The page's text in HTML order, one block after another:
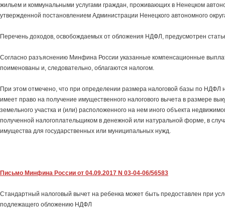
жильем и коммунальными услугами граждан, проживающих в Ненецком
утвержденной постановлением Администрации Ненецкого автономного
Перечень доходов, освобождаемых от обложения НДФЛ, предусмотрен
Согласно разъяснению Минфина России указанные компенсационные
поименованы и, следовательно, облагаются налогом.
При этом отмечено, что при определении размера налоговой базы по НДФЛ
имеет право на получение имущественного налогового вычета в размере
земельного участка и (или) расположенного на нем иного объекта
полученной налогоплательщиком в денежной или натуральной форме, в
имущества для государственных или муниципальных нужд.
Письмо Минфина России от 04.09.2017 N 03-04-06/56583
Стандартный налоговый вычет на ребенка может быть предоставлен при
подлежащего обложению НДФЛ